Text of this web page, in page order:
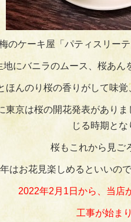
のケーキ屋「パティスリー
地にバニラのムース、桜あん
ほんのり桜の香りがして味
東京は桜の開花発表があり
じる時期とな
桜もこれから見ご
はお花見楽しめるといいの
2022年2月1日から、当店
工事が始ま